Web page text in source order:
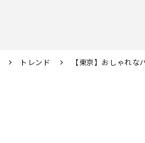
トレンド 【東京】おしゃれな